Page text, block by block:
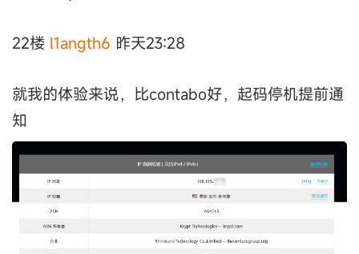
22楼 l1angth6 昨天23:28
就我的体验来说，比contabo好，起码停机提前通
知